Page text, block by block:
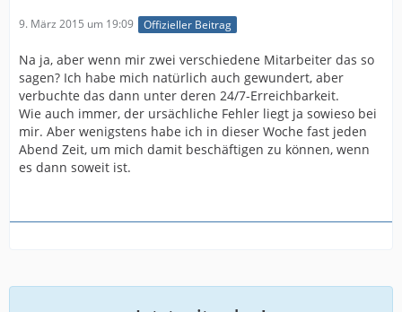
9. März 2015 um 19:09 Offizieller Beitrag
Na ja, aber wenn mir zwei verschiedene Mitarbeiter das so
sagen? Ich habe mich natürlich auch gewundert, aber
verbuchte das dann unter deren 24/7-Erreichbarkeit.
Wie auch immer, der ursächliche Fehler liegt ja sowieso bei
mir. Aber wenigstens habe ich in dieser Woche fast jeden
Abend Zeit, um mich damit beschäftigen zu können, wenn
es dann soweit ist.